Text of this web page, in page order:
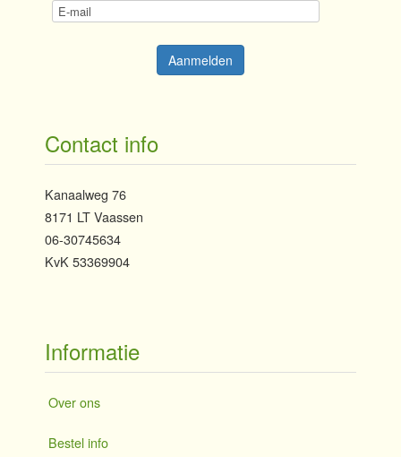
Contact info
Kanaalweg 76
8171 LT Vaassen
06-30745634
KvK 53369904
Informatie
Over ons
Bestel info